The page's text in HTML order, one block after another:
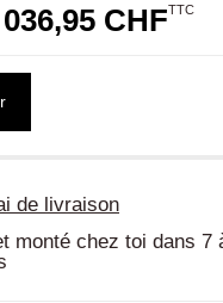
CHFTTC
de livraison
monté chez toi dans 7